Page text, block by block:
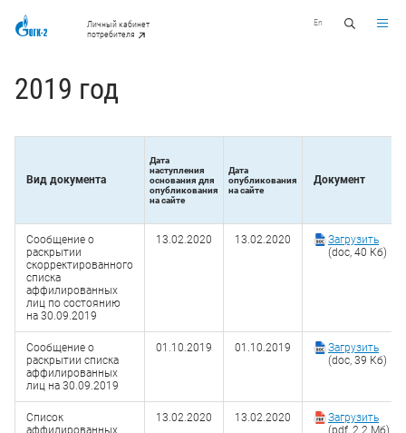
Личный кабинет
потребителя
En
2019 год
Вид документа
Дата
наступления
основания для
опубликования
на сайте
Дата
опубликования
на сайте
Документ
Сообщение о
раскрытии
скорректированного
списка
аффилированных
лиц по состоянию
на 30.09.2019
13.02.2020 13.02.2020
Загрузить
(doc, 40 Кб)
Сообщение о
раскрытии списка
аффилированных
лиц на 30.09.2019
01.10.2019 01.10.2019
Загрузить
(doc, 39 Кб)
Список
аффилированных
13.02.2020 13.02.2020
Загрузить
(pdf, 2.2 Мб)